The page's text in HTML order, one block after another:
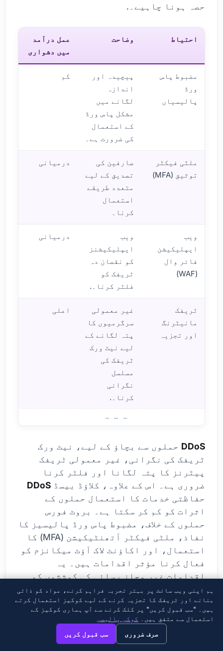
View this page in English?
حصہ ہونا چاہیے۔.
احتیاط وضاحت
عمل درآمد
میں دشواری
مضبوط پاس
ورڈ
پالیسیاں
پیچیدہ اور
اندازہ
لگانے میں
مشکل پاس ورڈ
کے استعمال
کی ضرورت ہے۔
کم
ملٹی فیکٹر
توثیق (MFA)
صارفین کی
تصدیق کے لیے
متعدد طریقے
استعمال
کرنا۔
درمیانی
ویب
ایپلیکیشن
فائر وال
(WAF)
ویب
ایپلیکیشنز
کو نقصان دہ
ٹریفک کو
فلٹر کرنا۔.
درمیانی
ٹریفک
مانیٹرنگ
اور تجزیہ
غیر معمولی
سرگرمیوں کا
پتہ لگانے کے
لیے نیٹ ورک
ٹریفک کی
مسلسل
نگرانی
کرنا۔.
اعلی
DDoS حملوں سے بچاؤ کے لیے، نیٹ ورک
ٹریفک کی نگرانی، غیر معمولی ٹریفک
پیٹرنز کا پتہ لگانا اور فلٹر کرنا
ضروری ہے۔ اس کے علاوہ، کلاؤڈ بیسڈ DDoS
حفاظتی خدمات کا استعمال حملوں کے
اثرات کو کم کر سکتا ہے۔ بروٹ فورس
حملوں کے خلاف، مضبوط پاس ورڈ پالیسیز کا
نفاذ، ملٹی فیکٹر آتھنٹیکیشن (MFA) کا
استعمال، اور اکاؤنٹ لاک آؤٹ میکانزم کو
فعال کرنا مؤثر اقدامات ہیں۔ یہ
اقدامات غیر مجاز رسائی کی کوششوں کو
بہت کم کرتے ہیں۔.
تحفظ کے طریقے
مضبوط اور منفرد پاس ورڈز
ہم اپنی ویب سائٹ پر بہتر تجربہ فراہم کرنے، مواد کو ذاتی
بنانے اور ٹریفک کا تجزیہ کرنے کے لیے کوکیز استعمال کرتے
ہیں۔ "سب قبول کریں" پر کلک کرنے سے آپ ہماری کوکیز کے
استعمال سے متفق ہیں۔
کوکی پالیسی
صرف ضروری سب قبول کریں